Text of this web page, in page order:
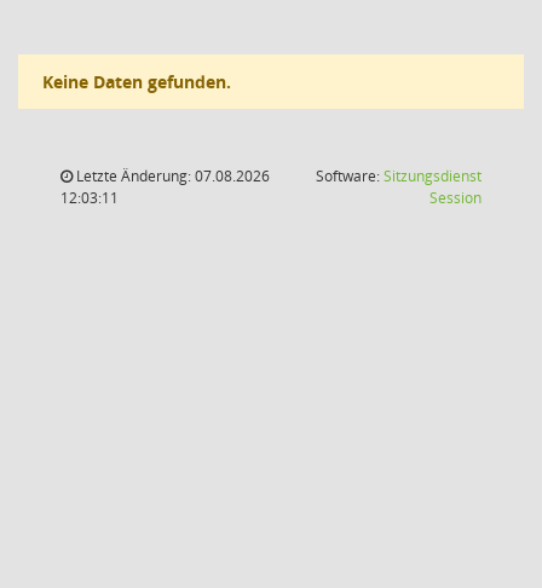
Keine Daten gefunden.
Letzte Änderung: 07.08.2026
12:03:11
Software:Sitzungsdienst
Session(Wird in